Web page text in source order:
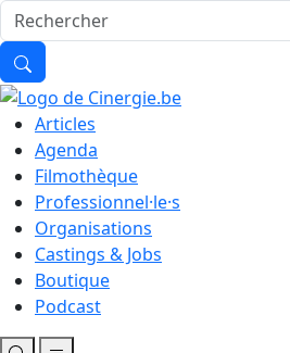
Articles
Agenda
Filmothèque
Professionnel·le·s
Organisations
Castings & Jobs
Boutique
Podcast